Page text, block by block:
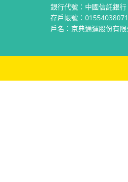
銀行代號：中國信託銀
存戶帳號：
戶名：京典通運股份有限